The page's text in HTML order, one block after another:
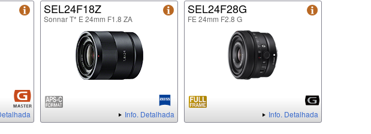
SEL24F18Z
Sonnar T* E 24mm F1.8 ZA
Info. Detalhada
SEL24F28G
FE 24mm F2.8 G
Info. Detalhada